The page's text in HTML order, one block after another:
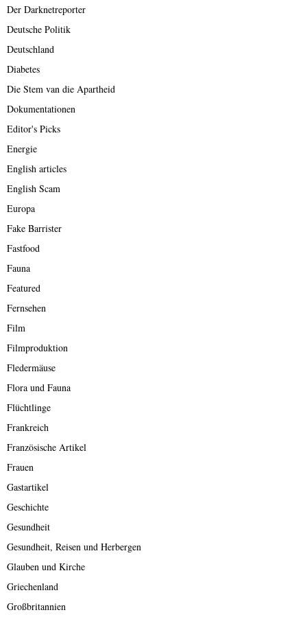
Der Darknetreporter
Deutsche Politik
Deutschland
Diabetes
Die Stem van die Apartheid
Dokumentationen
Editor's Picks
Energie
English articles
English Scam
Europa
Fake Barrister
Fastfood
Fauna
Featured
Fernsehen
Film
Filmproduktion
Fledermäuse
Flora und Fauna
Flüchtlinge
Frankreich
Französische Artikel
Frauen
Gastartikel
Geschichte
Gesundheit
Gesundheit, Reisen und Herbergen
Glauben und Kirche
Griechenland
Großbritannien